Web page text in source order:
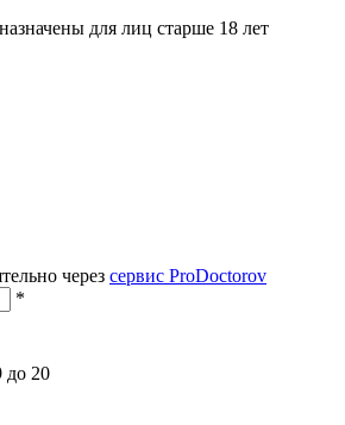
для лиц старше 18 лет
через сервис ProDoctorov
*
до 20